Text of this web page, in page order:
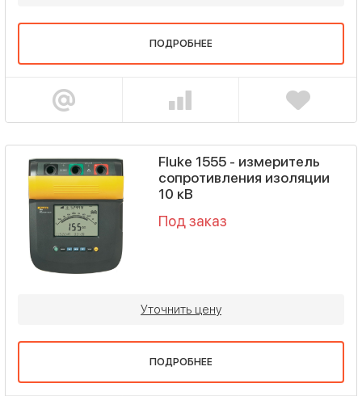
ПОДРОБНЕЕ
Fluke 1555 - измеритель
сопротивления изоляции
10 кВ
Под заказ
Уточнить цену
ПОДРОБНЕЕ